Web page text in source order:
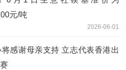
元/吨
2026-06-01
将感谢母亲支持 立志代表香港出